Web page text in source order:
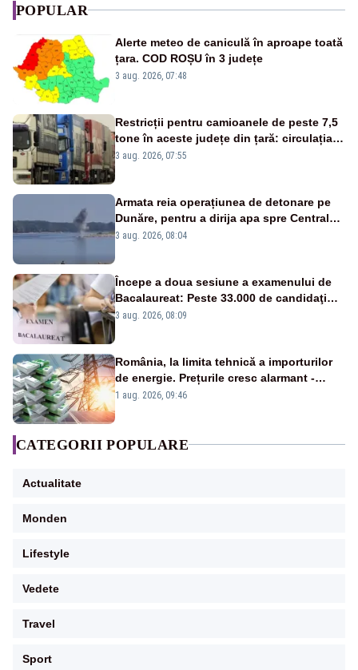
POPULAR
Alerte meteo de caniculă în aproape toată
țara. COD ROȘU în 3 județe
3 aug. 2026, 07:48
Restricții pentru camioanele de peste 7,5
tone în aceste județe din țară: circulația
este interzisă luni, între orele 12:00 și
3 aug. 2026, 07:55
Armata reia operațiunea de detonare pe
Dunăre, pentru a dirija apa spre Centrala
Cernavodă
3 aug. 2026, 08:04
Începe a doua sesiune a examenului de
Bacalaureat: Peste 33.000 de candidaţi
înscrişi
3 aug. 2026, 08:09
România, la limita tehnică a importurilor
de energie. Prețurile cresc alarmant -
Analiză Realitatea Plus
1 aug. 2026, 09:46
CATEGORII POPULARE
Actualitate
Monden
Lifestyle
Vedete
Travel
Sport